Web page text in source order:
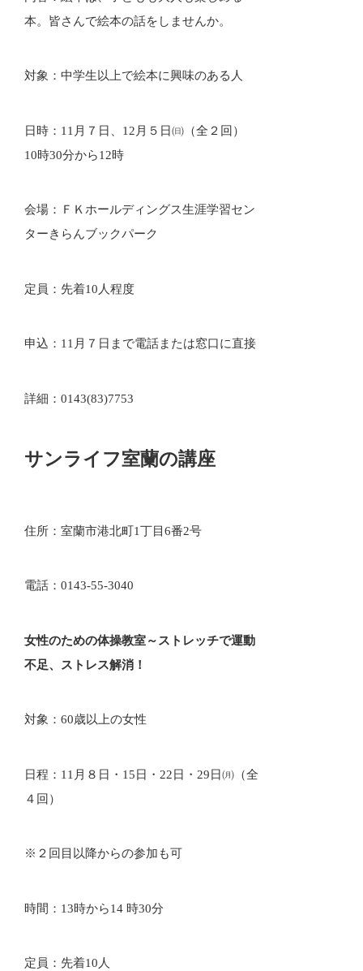
本。皆さんで絵本の話をしませんか。
対象：中学生以上で絵本に興味のある人
日時：11月７日、12月５日㈰（全２回）
10時30分から12時
会場：ＦＫホールディングス生涯学習セン
ターきらんブックパーク
定員：先着10人程度
申込：11月７日まで電話または窓口に直接
詳細：0143(83)7753
サンライフ室蘭の講座
住所：室蘭市港北町1丁目6番2号
電話：0143-55-3040
女性のための体操教室～ストレッチで運動
不足、ストレス解消！
対象：60歳以上の女性
日程：11月８日・15日・22日・29日㈪（全
４回）
※２回目以降からの参加も可
時間：13時から14 時30分
定員：先着10人